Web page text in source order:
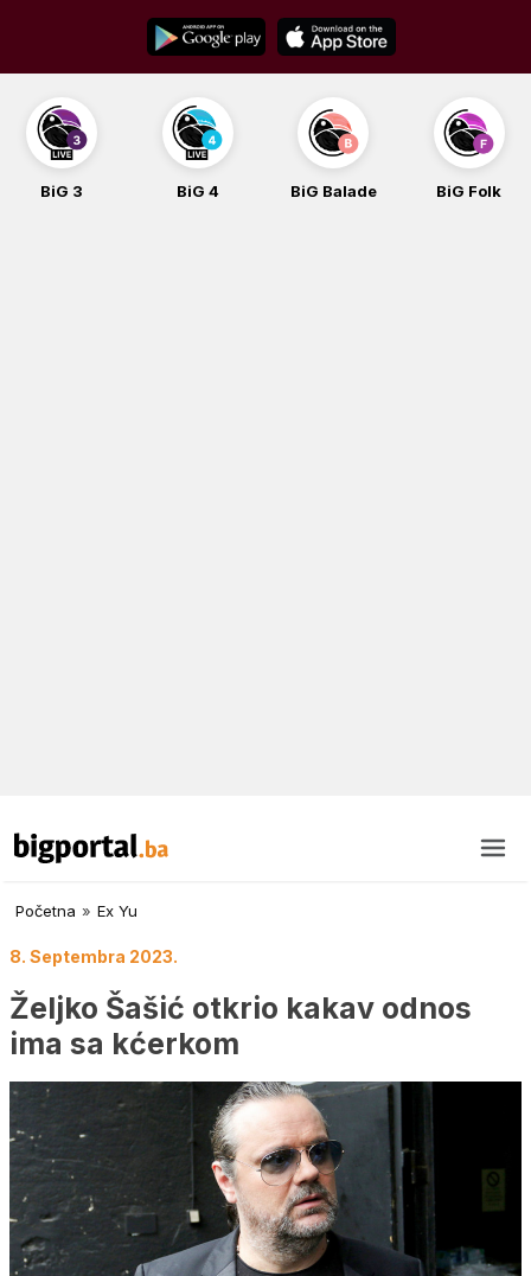
content
BiG 3 BiG 4 BiG Balade BiG Folk
Početna » Ex Yu
8. Septembra 2023.
Željko Šašić otkrio kakav odnos
ima sa kćerkom